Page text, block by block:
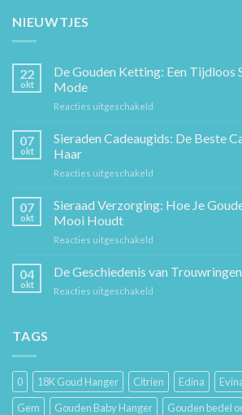
NIEUWTJES
22
okt
De Gouden Ketting: Een Tijdloos
Mode
Reacties uitgeschakeld
Gouden
Sierkunst
07
okt
Sieraden Cadeaugids: De Beste
Haar
Reacties uitgeschakeld
Cadeaugids:
De
Hem
07
okt
Sieraad Verzorging: Hoe Je
Mooi Houdt
Reacties uitgeschakeld
Verzorging:
04
okt
De Geschiedenis van
Reacties uitgeschakeld
Hun
Betekenis
TAGS
0 18K Goud Hanger Citrien Edina
Gem
Gouden Baby Hanger
Gouden bedel